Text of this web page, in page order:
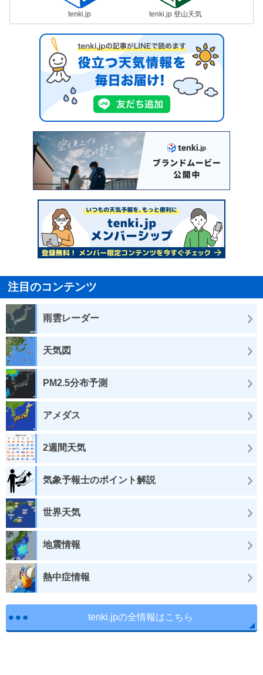
tenki.jp tenki.jp 登山天気
注目のコンテンツ
雨雲レーダー
天気図
PM2.5分布予測
アメダス
2週間天気
気象予報士のポイント解説
世界天気
地震情報
熱中症情報
tenki.jpの全情報はこちら